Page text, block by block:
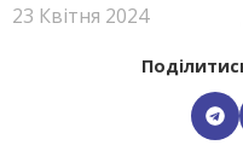
23 Квітня 2024